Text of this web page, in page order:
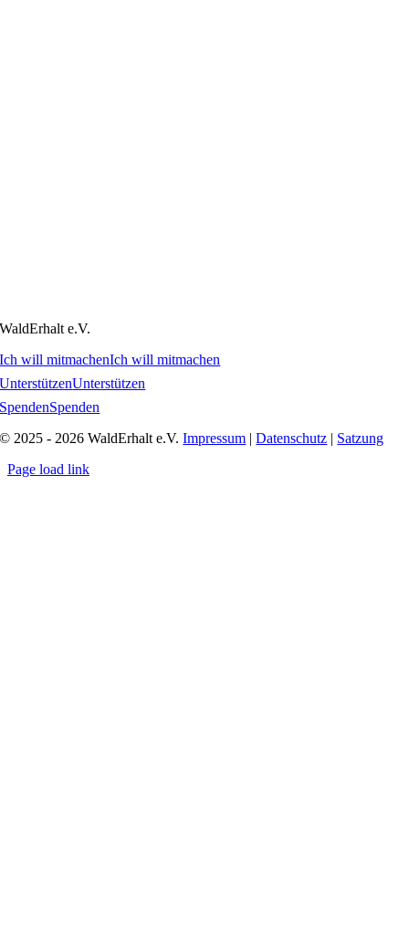
WaldErhalt e.V.
Ich will mitmachenIch will mitmachen
UnterstützenUnterstützen
SpendenSpenden
© 2025 - 2026 WaldErhalt e.V.Impressum |Datenschutz | Satzung
Page load link